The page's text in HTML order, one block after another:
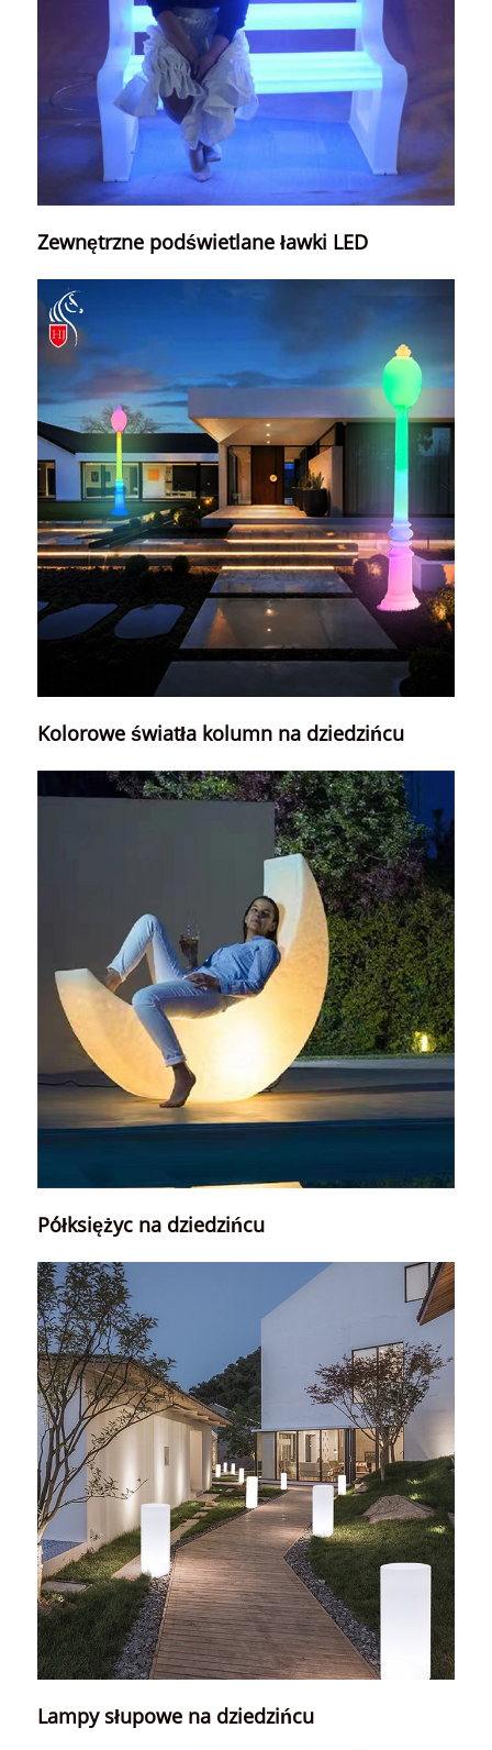
Zewnętrzne podświetlane ławki LED
Kolorowe światła kolumn na dziedzińcu
Półksiężyc na dziedzińcu
Lampy słupowe na dziedzińcu